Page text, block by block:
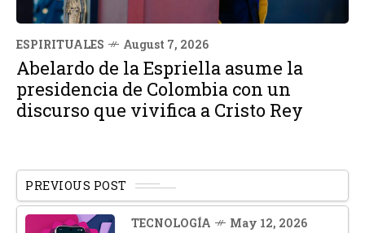
ESPIRITUALES August 7, 2026
Abelardo de la Espriella asume la
presidencia de Colombia con un
discurso que vivifica a Cristo Rey
PREVIOUS POST
TECNOLOGÍA May 12, 2026